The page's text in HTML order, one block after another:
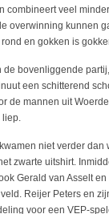
combineert veel
overwinning kunnen
en gokken is
bovenliggende
een schitterend
de mannen uit
liep.
niet verder
zwarte uitshirt.
Gerald van Asselt
Reijer Peters en
voor een VEP-